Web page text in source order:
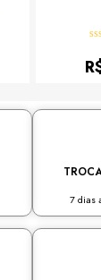
0
de
7 dias